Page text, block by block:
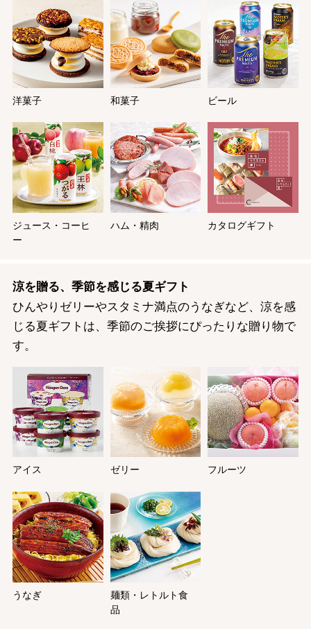
洋菓子 和菓子 ビール
ジュース・コーヒ
ー
ハム・精肉 カタログギフト
涼を贈る、季節を感じる夏ギフト
ひんやりゼリーやスタミナ満点のうなぎなど、涼を感
じる夏ギフトは、季節のご挨拶にぴったりな贈り物で
す。
アイス ゼリー フルーツ
うなぎ
麺類・レトルト食
品